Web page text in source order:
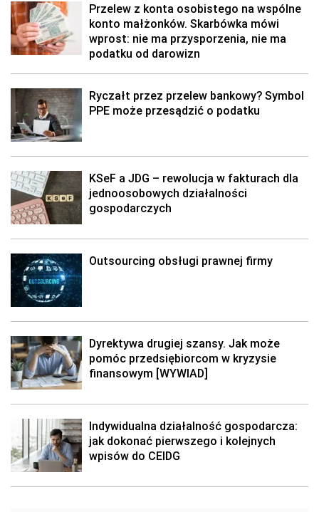
Przelew z konta osobistego na wspólne
konto małżonków. Skarbówka mówi
wprost: nie ma przysporzenia, nie ma
podatku od darowizn
Ryczałt przez przelew bankowy? Symbol
PPE może przesądzić o podatku
KSeF a JDG – rewolucja w fakturach dla
jednoosobowych działalności
gospodarczych
Outsourcing obsługi prawnej firmy
Dyrektywa drugiej szansy. Jak może
pomóc przedsiębiorcom w kryzysie
finansowym [WYWIAD]
Indywidualna działalność gospodarcza:
jak dokonać pierwszego i kolejnych
wpisów do CEIDG